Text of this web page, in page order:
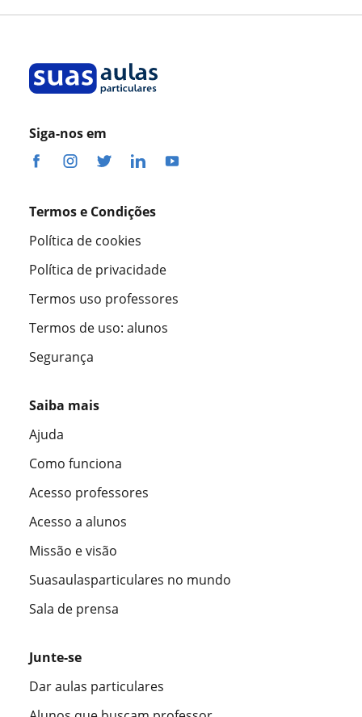
Siga-nos em
Termos e Condições
Política de cookies
Política de privacidade
Termos uso professores
Termos de uso: alunos
Segurança
Saiba mais
Ajuda
Como funciona
Acesso professores
Acesso a alunos
Missão e visão
Suasaulasparticulares no mundo
Sala de prensa
Junte-se
Dar aulas particulares